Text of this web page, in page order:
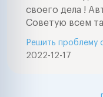
своего дела !
Советую всем
2022-12-17
Решить проблему